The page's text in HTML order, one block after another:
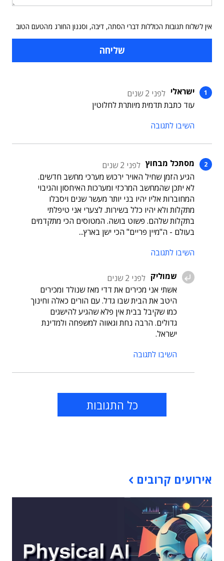
אין לשלוח תגובות הכוללות דברי הסתה, דיבה, וסגנון החורג מהטעם הטוב
ישראלי לפני 2 שנים
עוד כתבת תדמית מיותרת לחלוטין
השיבו לתגובה
מסתכל מבחוץ לפני 2 שנים
הגיע הזמן שחיל האויר ירכוש מערכי מחשב חדשים.
לא יתכן שהמחשב המרכזי ומערכות האיחסון והגיבוי
המחוברות אליו יהיו בני יותר מעשר שנים ויסבלו
מתקלות ולא יהיו כלל בשירות. לצערי אני טיפלתי
בתקלות שלהם. פשוט בושה. המטוסים הכי מתקדמים
בעולם - ה"מיין פריים" הכי ישן בארץ...
השיבו לתגובה
שמוליק לפני 2 שנים
אשתי אני מכירים את דדי מאז שנולד ומכירים
היטב את הבית שבו גדל. עם הורים כאלה וחינוך
כמו שקיבל בבית אין פלא שהגיע להישגים
גדולים. הרבה נחת וגאווה למשפחה ולמדינת
ישראל.
השיבו לתגובה
כל התגובות
אירועים קרובים